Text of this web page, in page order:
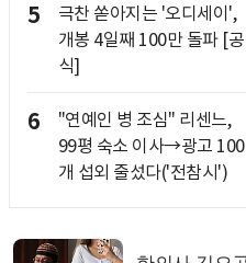
5
극찬 쏟아지는 '오디세이',
개봉 4일째 100만 돌파 [공
식]
6
"연예인 병 조심" 리센느,
99평 숙소 이사→광고 100
개 섭외 줄섰다('전참시')